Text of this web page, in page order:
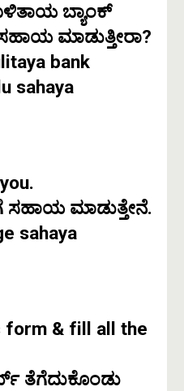
ಬ್ಯಾಂಕ್
ಮಾಡುತ್ತೀರಾ?
bank
sahaya
ಸಹಾಯ ಮಾಡುತ್ತೇನೆ.
sahaya
form & fill all the
ತೆಗೆದುಕೊಂಡು